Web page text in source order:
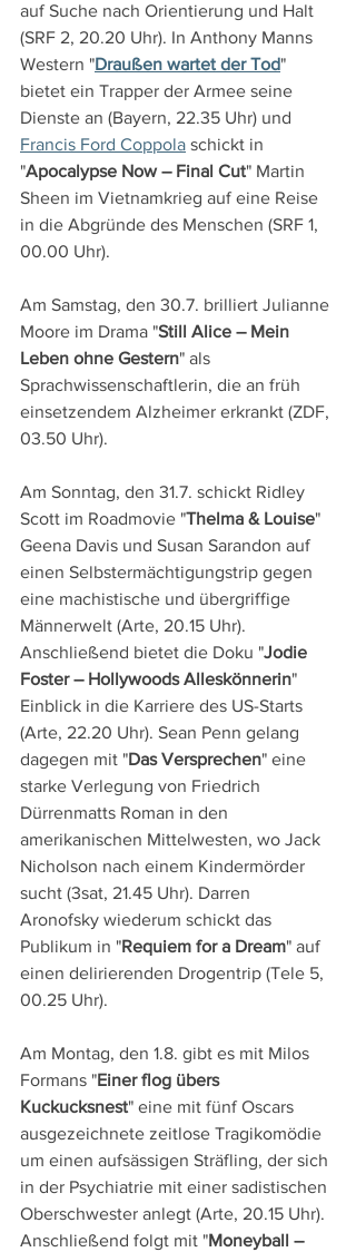
auf Suche nach Orientierung und Halt
(SRF 2, 20.20 Uhr). In Anthony Manns
Western "Draußen wartet der Tod"
bietet ein Trapper der Armee seine
Dienste an (Bayern, 22.35 Uhr) und
Francis Ford Coppola schickt in
"Apocalypse Now – Final Cut" Martin
Sheen im Vietnamkrieg auf eine Reise
in die Abgründe des Menschen (SRF 1,
00.00 Uhr).
Am Samstag, den 30.7. brilliert Julianne
Moore im Drama "Still Alice – Mein
Leben ohne Gestern" als
Sprachwissenschaftlerin, die an früh
einsetzendem Alzheimer erkrankt (ZDF,
03.50 Uhr).
Am Sonntag, den 31.7. schickt Ridley
Scott im Roadmovie "Thelma & Louise"
Geena Davis und Susan Sarandon auf
einen Selbstermächtigungstrip gegen
eine machistische und übergriffige
Männerwelt (Arte, 20.15 Uhr).
Anschließend bietet die Doku "Jodie
Foster – Hollywoods Alleskönnerin"
Einblick in die Karriere des US-Starts
(Arte, 22.20 Uhr). Sean Penn gelang
dagegen mit "Das Versprechen" eine
starke Verlegung von Friedrich
Dürrenmatts Roman in den
amerikanischen Mittelwesten, wo Jack
Nicholson nach einem Kindermörder
sucht (3sat, 21.45 Uhr). Darren
Aronofsky wiederum schickt das
Publikum in "Requiem for a Dream" auf
einen delirierenden Drogentrip (Tele 5,
00.25 Uhr).
Am Montag, den 1.8. gibt es mit Milos
Formans "Einer flog übers
Kuckucksnest" eine mit fünf Oscars
ausgezeichnete zeitlose Tragikomödie
um einen aufsässigen Sträfling, der sich
in der Psychiatrie mit einer sadistischen
Oberschwester anlegt (Arte, 20.15 Uhr).
Anschließend folgt mit "Moneyball –